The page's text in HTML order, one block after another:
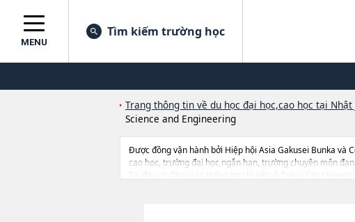
MENU
Tìm kiếm trường học
Trang thông tin về du học đại học,cao học tại Nhật
Science and Engineering
Được đồng vận hành bởi Hiệp hội Asia Gakusei Bunka và
cao học, trường đại học ngắn hạn, trường chuyên môn
Tại đây có đăng các thông tin chi tiết về Tokyo City